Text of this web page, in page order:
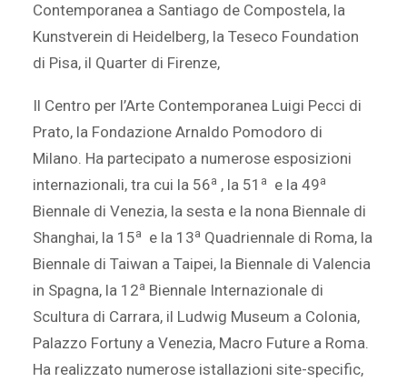
Contemporanea a Santiago de Compostela, la
Kunstverein di Heidelberg, la Teseco Foundation
di Pisa, il Quarter di Firenze,
Il Centro per l’Arte Contemporanea Luigi Pecci di
Prato, la Fondazione Arnaldo Pomodoro di
Milano. Ha partecipato a numerose esposizioni
internazionali, tra cui la 56a , la 51 a e la 49a
Biennale di Venezia, la sesta e la nona Biennale di
Shanghai, la 15a e la 13a Quadriennale di Roma, la
Biennale di Taiwan a Taipei, la Biennale di Valencia
in Spagna, la 12a Biennale Internazionale di
Scultura di Carrara, il Ludwig Museum a Colonia,
Palazzo Fortuny a Venezia, Macro Future a Roma.
Ha realizzato numerose istallazioni site-specific,